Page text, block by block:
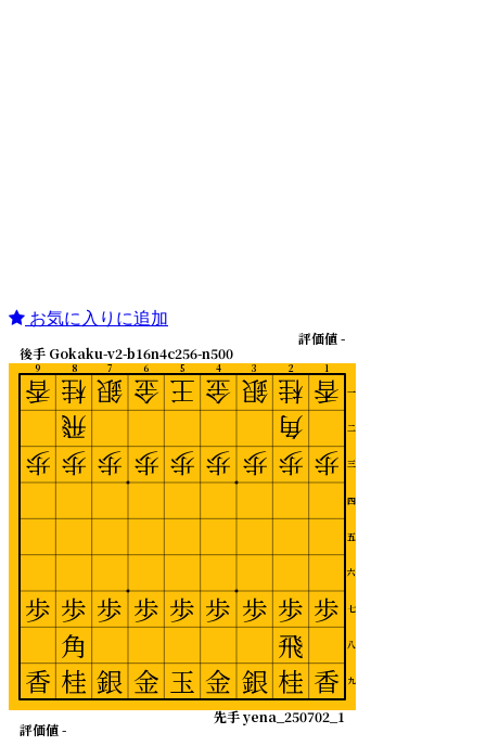
お気に入りに追加
1
2
3
4
5
6
7
8
9
一
二
三
四
五
六
七
八
九
先手 yena_250702_1
後手 Gokaku-v2-b16n4c256-n500
評価値 -
評価値 -
香
歩
歩
香
桂
角
歩
歩
飛
桂
銀
歩
歩
銀
金
歩
歩
金
王
歩
歩
玉
金
歩
歩
金
銀
歩
歩
銀
桂
飛
歩
歩
角
桂
香
歩
歩
香